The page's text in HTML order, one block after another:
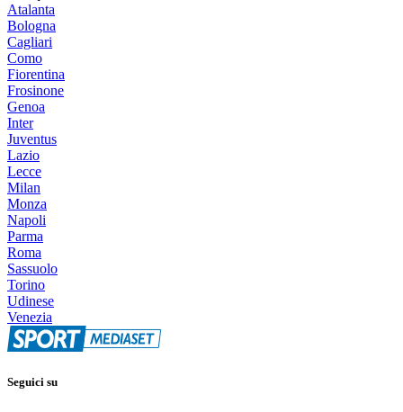
Atalanta
Bologna
Cagliari
Como
Fiorentina
Frosinone
Genoa
Inter
Juventus
Lazio
Lecce
Milan
Monza
Napoli
Parma
Roma
Sassuolo
Torino
Udinese
Venezia
Seguici su